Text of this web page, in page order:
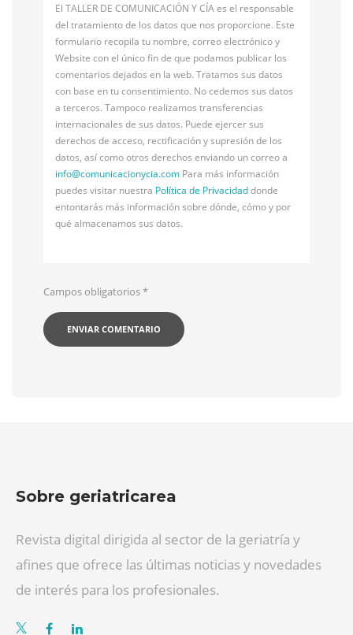
El TALLER DE COMUNICACIÓN Y CÍA es el responsable
del tratamiento de los datos que nos proporcione. Este
formulario recopila tu nombre, correo electrónico y
Website con el único fin de que podamos publicar los
comentarios dejados en la web. Tratamos sus datos
con base en tu consentimiento. No cedemos sus datos
a terceros. Tampoco realizamos transferencias
internacionales de sus datos. Puede ejercer sus
derechos de acceso, rectificación y supresión de los
datos, así como otros derechos enviando un correo a
info@comunicacionycia.com Para más información
puedes visitar nuestra Política de Privacidaddonde
entontarás más información sobre dónde, cómo y por
qué almacenamos sus datos.
Campos obligatorios*
Sobre geriatricarea
Revista digital dirigida al sector de la geriatría y
afines que ofrece las últimas noticias y novedades
de interés para los profesionales.